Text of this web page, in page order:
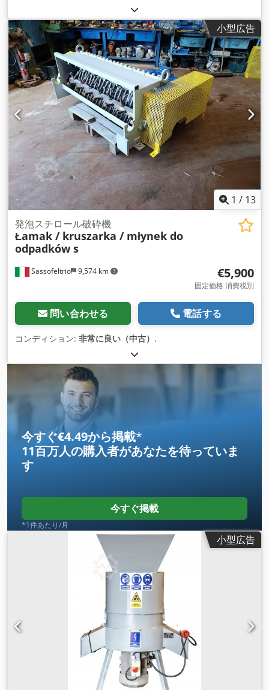
小型広告
1 / 13
Sassofeltrio 9,574 km
発泡スチロール破砕機
Łamak / kruszarka / młynek do
odpadków s
€5,900
固定価格 消費税別
問い合わせる 電話する
コンディション: 非常に良い（中古） ,
今すぐ€4.49から掲載*
11百万人の購入者があなたを待っていま
す
今すぐ掲載
*1件あたり/月
小型広告